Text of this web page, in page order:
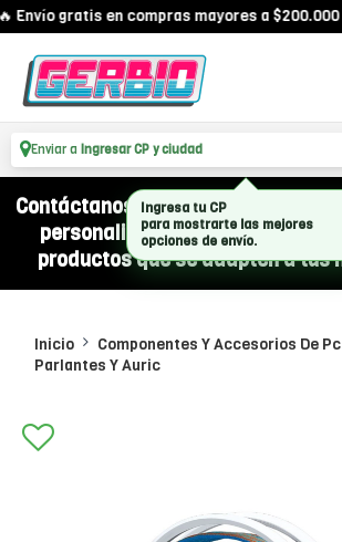
Envío gratis en compras mayores a $200.000
Enviar a Ingresar CP y ciudad
Contáctanos por WhatsApp y
personalizado para equipar a tu
productos que se adapten a tus
Inicio
Componentes Y Accesorios De Pc
Parlantes Y Auric
Ingresa tu CP
para mostrarte las mejores
opciones de envío.